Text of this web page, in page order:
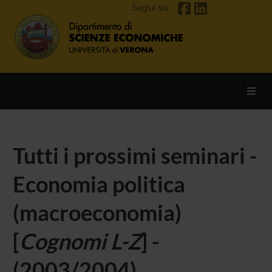
Segui su
Tutti i prossimi seminari -
Economia politica
(macroeconomia)
[Cognomi L-Z] -